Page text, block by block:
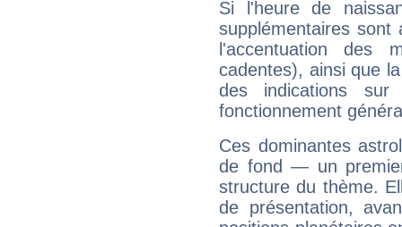
Si l'heure de
supplémentaires sont
l'accentuation des
cadentes), ainsi que
des indications sur
fonctionnement
Ces dominantes
de fond — un
structure du thème.
de présentation,